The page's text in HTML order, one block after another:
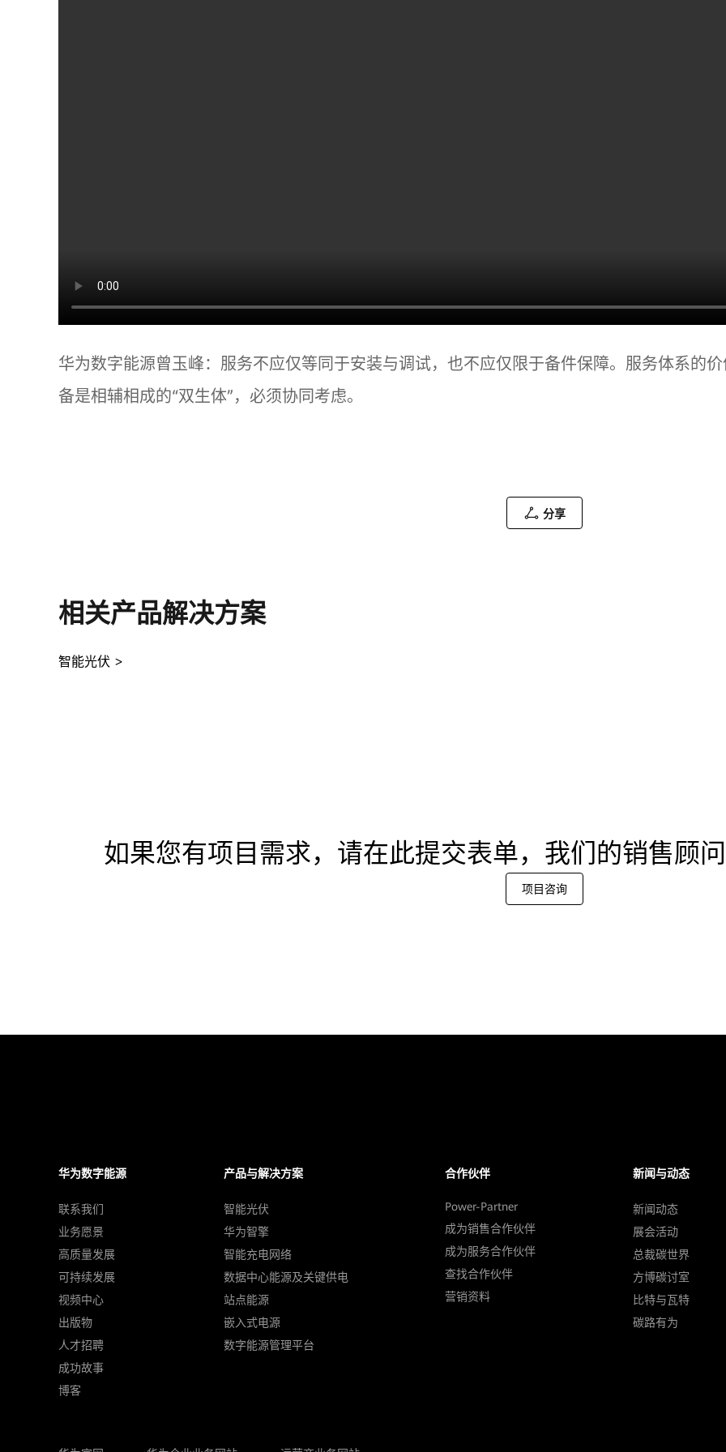
华为数字能源曾玉峰：服务不应仅等同于安装与调试，也不应仅限于备件保障。服务体系
备是相辅相成的“双生体”，必须协同考虑。
分享
相关产品解决方案
智能光伏
如果您有项目需求，请在此提交表单，我们的销售顾
项目咨询
华为数字能源
联系我们
业务愿景
高质量发展
可持续发展
视频中心
出版物
人才招聘
成功故事
博客
产品与解决方案
智能光伏
华为智擎
智能充电网络
数据中心能源及关键供电
站点能源
嵌入式电源
数字能源管理平台
合作伙伴
Power-Partner
成为销售合作伙伴
成为服务合作伙伴
查找合作伙伴
营销资料
新闻与动态
新闻动态
展会活动
总裁碳世界
方博碳讨室
比特与瓦特
碳路有为